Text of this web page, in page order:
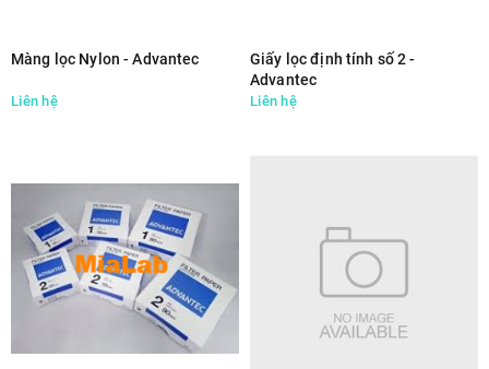
Màng lọc Nylon - Advantec
Liên hệ
Giấy lọc định tính số 2 -
Advantec
Liên hệ